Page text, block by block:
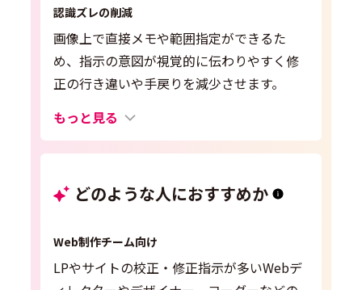
認識ズレの削減
画像上で直接メモや範囲指定ができるた
め、指示の意図が視覚的に伝わりやすく修
正の行き違いや手戻りを減少させます。
もっと見る
どのような人におすすめか
Web制作チーム向け
LPやサイトの校正・修正指示が多いWebデ